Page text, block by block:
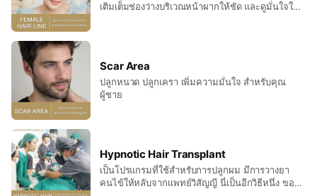
เติมเต็มช่องว่างบริเวณหน้าผากให้ชัด และดูมั่นใจใน
Scar Area
ปลูกหนวด ปลูกเครา เพิ่มความมั่นใจ สำหรับคุณ
ผู้ชาย
Hypnotic Hair Transplant
เป็นโปรแกรมที่ใช้สำหรับการปลูกผม มีการวางยา
คนไข้ให้หลับจากเเพทย์วิสัญญี นี่เป็นอีกวิธีหนึ่ง ของ